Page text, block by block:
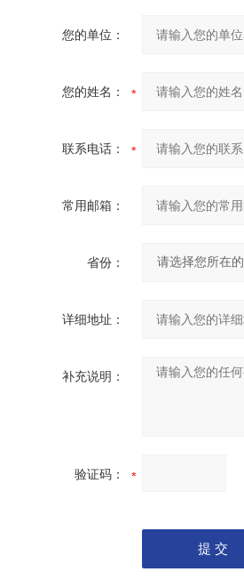
您的单位：
您的姓名：
联系电话：
常用邮箱：
省份：
详细地址：
补充说明：
验证码：